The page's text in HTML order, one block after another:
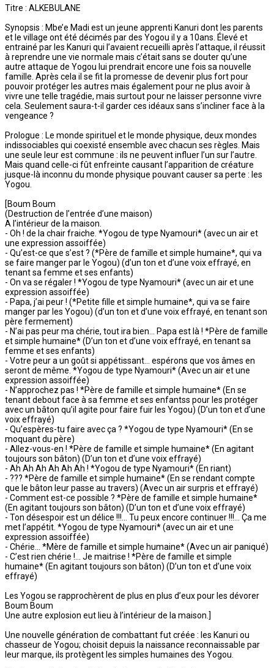
Titre : ALKEBULANE
Synopsis : Mbe’e Madi est un jeune apprenti Kanuri dont les parents
et le village ont été décimés par des Yogou il y a 10ans. Élevé et
entrainé par les Kanuri qui l’avaient recueilli après l’attaque, il réussit
à reprendre une vie normale mais c’était sans se douter qu’une
autre attaque de Yogou lui prendrait encore une fois sa nouvelle
famille. Après cela il se fit la promesse de devenir plus fort pour
pouvoir protéger les autres mais également pour ne plus avoir à
vivre une telle tragédie, mais surtout pour ne laisser personne vivre
cela. Seulement saura-t-il garder ces idéaux sans s’incliner face à la
vengeance ?
Prologue : Le monde spirituel et le monde physique, deux mondes
indissociables qui coexisté ensemble avec chacun ses règles. Mais
une seule leur est commune : ils ne peuvent influer l’un sur l’autre.
Mais quand celle-ci fût enfreinte causant l’apparition de créature
jusque-là inconnu du monde physique pouvant causer sa perte : les
Yogou.
[Boum Boum
(Destruction de l’entrée d’une maison)
A l’intérieur de la maison.
- Oh ! de la chair fraiche. *Yogou de type Nyamouri* (avec un air et
une expression assoiffée)
- Qu’est-ce que s’est ? (*Père de famille et simple humaine*, qui va
se faire manger par le Yogou) (d’un ton et d’une voix effrayé, en
tenant sa femme et ses enfants)
- On va se régaler ! *Yogou de type Nyamouri* (avec un air et une
expression assoiffée)
- Papa, j’ai peur ! (*Petite fille et simple humaine*, qui va se faire
manger par les Yogou) (d’un ton et d’une voix effrayé, en tenant son
père fermement)
- N’ai pas peur ma chérie, tout ira bien… Papa est là ! *Père de famille
et simple humaine* (D’un ton et d’une voix effrayé, en tenant sa
femme et ses enfants)
- Votre peur a un goût si appétissant… espérons que vos âmes en
seront de même. *Yogou de type Nyamouri* (Avec un air et une
expression assoiffée)
- N’approchez pas ! *Père de famille et simple humaine* (En se
tenant debout face à sa femme et ses enfantss pour les protéger
avec un bâton qu’il agite pour faire fuir les Yogou) (D’un ton et d’une
voix effrayé)
- Qu’espères-tu faire avec ça ? *Yogou de type Nyamouri* (En se
moquant du père)
- Allez-vous-en ! *Père de famille et simple humaine* (En agitant
toujours son bâton) (D’un ton et d’une voix effrayé)
- Ah Ah Ah Ah Ah Ah ! *Yogou de type Nyamouri* (En riant)
- ??? *Père de famille et simple humaine* (En se rendant compte
que le bâton leur passe au travers) (Avec un air surpris et effrayé)
- Comment est-ce possible ? *Père de famille et simple humaine*
(En agitant toujours son bâton) (D’un ton et d’une voix effrayé)
- Ton désespoir est un délice !!!… Tu peux encore continuer !!!… Ça me
met l’appétit. *Yogou de type Nyamouri* (avec un air et une
expression assoiffée)
- Chérie… *Mère de famille et simple humaine* (Avec un air paniqué)
- C’est rien chérie !... Je maitrise ! *Père de famille et simple
humaine* (En agitant toujours son bâton) (D’un ton et d’une voix
effrayé)
Les Yogou se rapprochèrent de plus en plus d’eux pour les dévorer
Boum Boum
Une autre explosion eut lieu à l’intérieur de la maison.]
Une nouvelle génération de combattant fut créée : les Kanuri ou
chasseur de Yogou; choisit depuis la naissance reconnaissable par
leur marque, ils protègent les simples humaines des Yogou.